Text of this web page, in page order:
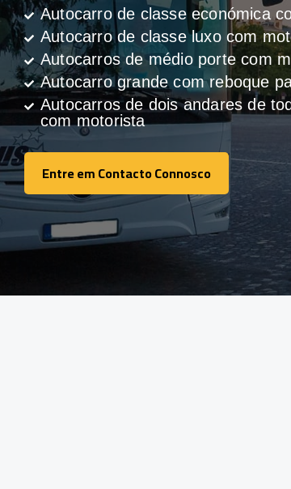
Autocarro de classe económica
Autocarro de classe luxo com
Autocarros de médio porte com
Autocarro grande com reboque
Autocarros de dois andares de
com motorista
Entre em Contacto Connosco
Entre em Contacto Connosco